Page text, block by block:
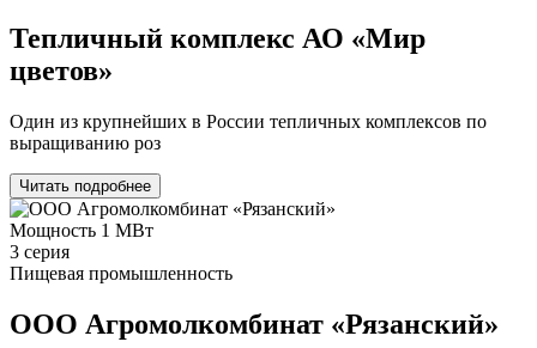
Тепличный комплекс АО «Мир
цветов»
Один из крупнейших в России тепличных комплексов по
выращиванию роз
Читать подробнее
Мощность 1 МВт
3 серия
Пищевая промышленность
ООО Агромолкомбинат «Рязанский»